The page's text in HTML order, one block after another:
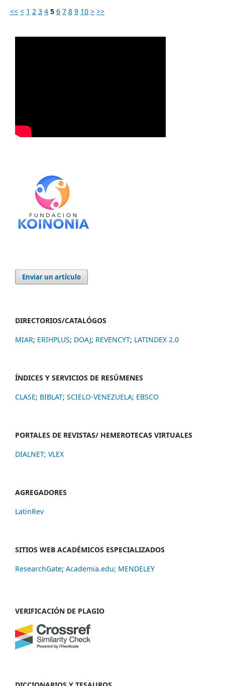
<< < 1 2 3 4 5 6 7 8 9 10 > >>
Enviar un artículo
DIRECTORIOS/CATALÓGOS
MIAR; ERIHPLUS; DOAJ; REVENCYT; LATINDEX 2.0
ÍNDICES Y SERVICIOS DE RESÚMENES
CLASE; BIBLAT; SCIELO-VENEZUELA; EBSCO
PORTALES DE REVISTAS/ HEMEROTECAS VIRTUALES
DIALNET; VLEX
AGREGADORES
LatinRev
SITIOS WEB ACADÉMICOS ESPECIALIZADOS
ResearchGate; Academia.edu; MENDELEY
VERIFICACIÓN DE PLAGIO